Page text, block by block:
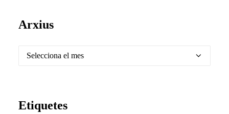
Arxius
Arxius
Etiquetes